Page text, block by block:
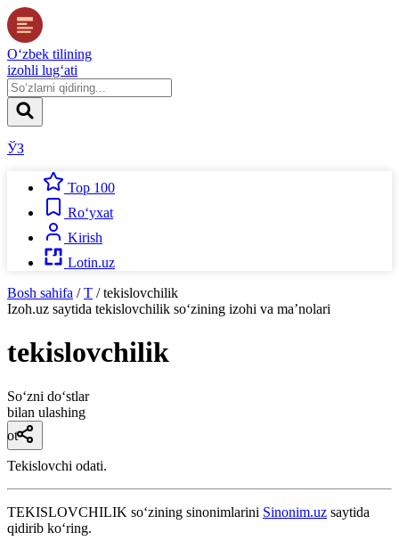
O‘zbek tilining
izohli lug‘ati
ЎЗ
Top 100
Ro‘yxat
Kirish
Lotin.uz
Bosh sahifa / T / tekislovchilik
Izoh.uz saytida tekislovchilik so‘zining izohi va ma’nolari
tekislovchilik
So‘zni do‘stlar
bilan ulashing
ot
Tekislovchi odati.
TEKISLOVCHILIK so‘zining sinonimlarini Sinonim.uz saytida
qidirib ko‘ring.